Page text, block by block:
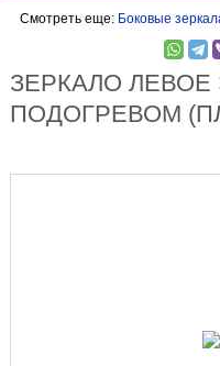
Смотреть еще: Боковые
ЗЕРКАЛО
ПОДОГРЕВОМ